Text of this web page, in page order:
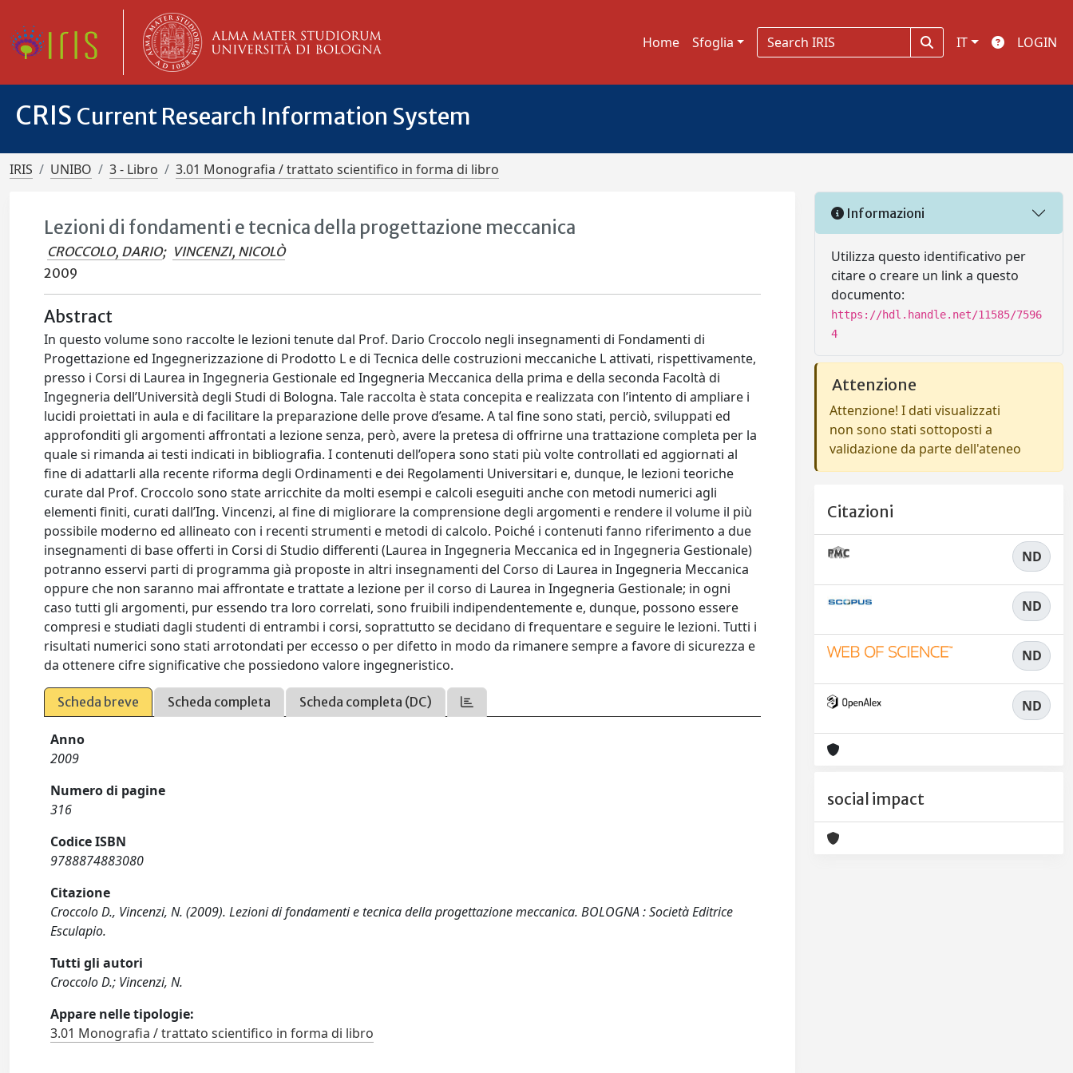
Home Sfoglia IT LOGIN
CRIS Current Research Information System
IRIS UNIBO 3 - Libro 3.01 Monografia / trattato scientifico in forma di libro
Lezioni di fondamenti e tecnica della progettazione meccanica
CROCCOLO, DARIO; VINCENZI, NICOLÒ
2009
Abstract
In questo volume sono raccolte le lezioni tenute dal Prof. Dario Croccolo negli insegnamenti di Fondamenti di
Progettazione ed Ingegnerizzazione di Prodotto L e di Tecnica delle costruzioni meccaniche L attivati, rispettivamente,
presso i Corsi di Laurea in Ingegneria Gestionale ed Ingegneria Meccanica della prima e della seconda Facoltà di
Ingegneria dell’Università degli Studi di Bologna. Tale raccolta è stata concepita e realizzata con l’intento di ampliare i
lucidi proiettati in aula e di facilitare la preparazione delle prove d’esame. A tal fine sono stati, perciò, sviluppati ed
approfonditi gli argomenti affrontati a lezione senza, però, avere la pretesa di offrirne una trattazione completa per la
quale si rimanda ai testi indicati in bibliografia. I contenuti dell’opera sono stati più volte controllati ed aggiornati al
fine di adattarli alla recente riforma degli Ordinamenti e dei Regolamenti Universitari e, dunque, le lezioni teoriche
curate dal Prof. Croccolo sono state arricchite da molti esempi e calcoli eseguiti anche con metodi numerici agli
elementi finiti, curati dall’Ing. Vincenzi, al fine di migliorare la comprensione degli argomenti e rendere il volume il più
possibile moderno ed allineato con i recenti strumenti e metodi di calcolo. Poiché i contenuti fanno riferimento a due
insegnamenti di base offerti in Corsi di Studio differenti (Laurea in Ingegneria Meccanica ed in Ingegneria Gestionale)
potranno esservi parti di programma già proposte in altri insegnamenti del Corso di Laurea in Ingegneria Meccanica
oppure che non saranno mai affrontate e trattate a lezione per il corso di Laurea in Ingegneria Gestionale; in ogni
caso tutti gli argomenti, pur essendo tra loro correlati, sono fruibili indipendentemente e, dunque, possono essere
compresi e studiati dagli studenti di entrambi i corsi, soprattutto se decidano di frequentare e seguire le lezioni. Tutti i
risultati numerici sono stati arrotondati per eccesso o per difetto in modo da rimanere sempre a favore di sicurezza e
da ottenere cifre significative che possiedono valore ingegneristico.
Scheda breve Scheda completa Scheda completa (DC)
Anno
2009
Numero di pagine
316
Codice ISBN
9788874883080
Citazione
Croccolo D., Vincenzi, N. (2009). Lezioni di fondamenti e tecnica della progettazione meccanica. BOLOGNA : Società Editrice
Esculapio.
Tutti gli autori
Croccolo D.; Vincenzi, N.
Appare nelle tipologie:
3.01 Monografia / trattato scientifico in forma di libro
Informazioni
Utilizza questo identificativo per
citare o creare un link a questo
documento:
https://hdl.handle.net/11585/7596
4
Attenzione
Attenzione! I dati visualizzati
non sono stati sottoposti a
validazione da parte dell'ateneo
Citazioni
ND
ND
ND
ND
social impact